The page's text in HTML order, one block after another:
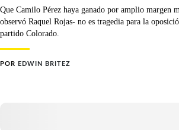
Que Camilo Pérez haya ganado por amplio margen
observó Raquel Rojas- no es tragedia para la
partido Colorado.
POR EDWIN BRITEZ